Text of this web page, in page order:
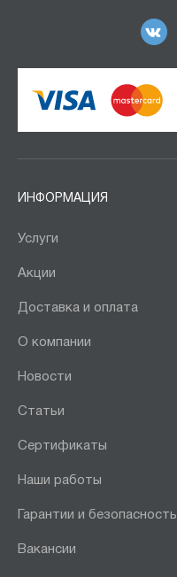
ИНФОРМАЦИЯ
Услуги
Акции
Доставка и оплата
О компании
Новости
Статьи
Сертификаты
Наши работы
Гарантии и безопасность
Вакансии